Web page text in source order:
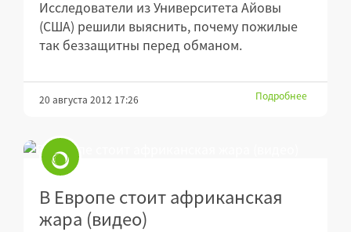
Исследователи из Университета Айовы
(США) решили выяснить, почему пожилые
так беззащитны перед обманом.
20 августа 2012 17:26 Подробнее
В Европе стоит африканская
жара (видео)